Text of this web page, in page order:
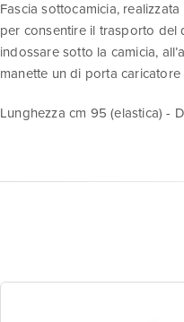
Fascia sottocamicia,
per consentire il trasporto del
indossare sotto la camicia,
manette un di porta
Lunghezza cm 95 (elastica) -